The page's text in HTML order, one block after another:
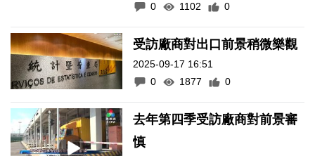
0
1102 0
受訪廠商對出口前景稍微樂觀
2025-09-17 16:51
0
1877 0
去年第四季受訪廠商對前景審
慎